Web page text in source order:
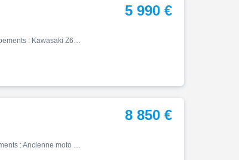
Z, 03/2022, 16102 km, Essence, 650cm³, Couleur vert, 5990 € Equipements : Kawasaki Z650RS A2 2022 - Élégance néo-rétro Magnifique Kawasaki Z650RS A2 de 2022, au design néo-rétro emblématique et à la superbe finition d'origine. ?? Compatible permis A2 ?? Garantie 12 mois ?? Excel…
5 990 €
Z, 04/2026, 204 km, Essence, 900cm³, Couleur noir, 8850 € Equipements : Ancienne moto de démonstration de notre concession, cette Kawasaki Z900 2026 n'affiche que 204 km. Elle est dans un état irréprochable, entièrement d'origine, prête à prendre la route. Équipements d'origine …
8 850 €